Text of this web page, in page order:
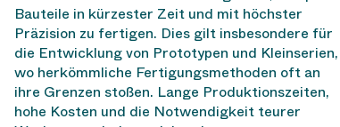
Bauteile in kürzester Zeit und mit höchster
Präzision zu fertigen. Dies gilt insbesondere für
die Entwicklung von Prototypen und Kleinserien,
wo herkömmliche Fertigungsmethoden oft an
ihre Grenzen stoßen. Lange Produktionszeiten,
hohe Kosten und die Notwendigkeit teurer